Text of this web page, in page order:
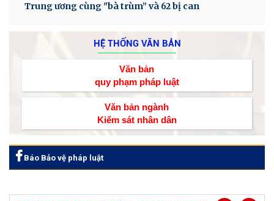
Trung ương cùng "bà trùm” và 62 bị can
HỆ THỐNG VĂN BẢN
Văn bản
quy phạm pháp luật
Văn bản ngành
Kiểm sát nhân dân
Báo Bảo vệ pháp luật